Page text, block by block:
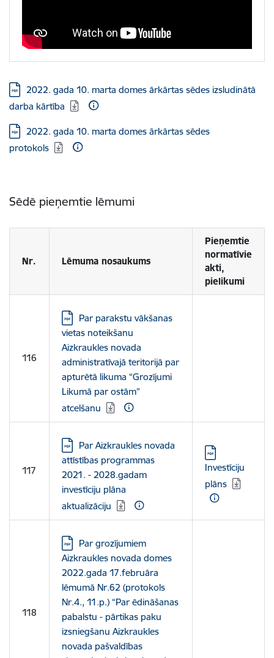
Lejupielādēt:
2022. gada 10. marta domes ārkārtas sēdes izsludinātā
darba kārtība
Lejupielādēt:
2022. gada 10. marta domes ārkārtas sēdes
protokols
Sēdē pieņemtie lēmumi
Nr. Lēmuma nosaukums
Pieņemtie
normatīvie
akti,
pielikumi
116
Lejupielādēt:
Par parakstu vākšanas
vietas noteikšanu
Aizkraukles novada
administratīvajā teritorijā par
apturētā likuma “Grozījumi
Likumā par ostām”
atcelšanu
117
Lejupielādēt:
Par Aizkraukles novada
attīstības programmas
2021. - 2028.gadam
investīciju plāna
aktualizāciju
Lejupielādēt:
Investīciju
plāns
118
Lejupielādēt:
Par grozījumiem
Aizkraukles novada domes
2022.gada 17.februāra
lēmumā Nr.62 (protokols
Nr.4., 11.p.) “Par ēdināšanas
pabalstu - pārtikas paku
izsniegšanu Aizkraukles
novada pašvaldības